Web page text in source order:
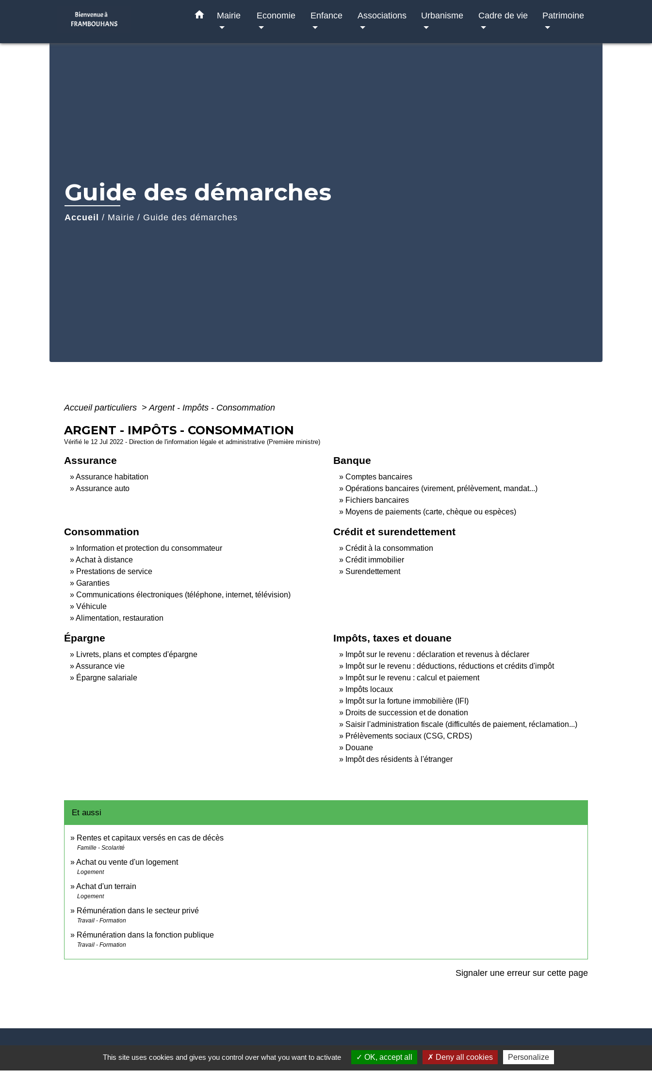
home Mairie Economie Enfance Associations Urbanisme Cadre de vie Patrimoine
Guide des démarches
Accueil / Mairie / Guide des démarches
Accueil particuliers > Argent - Impôts - Consommation
ARGENT - IMPÔTS - CONSOMMATION
Vérifié le 12 Jul 2022 - Direction de l'information légale et administrative (Première ministre)
Assurance
Assurance habitation
Assurance auto
Banque
Comptes bancaires
Opérations bancaires (virement, prélèvement, mandat...)
Fichiers bancaires
Moyens de paiements (carte, chèque ou espèces)
Consommation
Information et protection du consommateur
Achat à distance
Prestations de service
Garanties
Communications électroniques (téléphone, internet, télévision)
Véhicule
Alimentation, restauration
Crédit et surendettement
Crédit à la consommation
Crédit immobilier
Surendettement
Épargne
Livrets, plans et comptes d'épargne
Assurance vie
Épargne salariale
Impôts, taxes et douane
Impôt sur le revenu : déclaration et revenus à déclarer
Impôt sur le revenu : déductions, réductions et crédits d'impôt
Impôt sur le revenu : calcul et paiement
Impôts locaux
Impôt sur la fortune immobilière (IFI)
Droits de succession et de donation
Saisir l'administration fiscale (difficultés de paiement, réclamation...)
Prélèvements sociaux (CSG, CRDS)
Douane
Impôt des résidents à l'étranger
Et aussi
Rentes et capitaux versés en cas de décès
Famille - Scolarité
Achat ou vente d'un logement
Logement
Achat d'un terrain
Logement
Rémunération dans le secteur privé
Travail - Formation
Rémunération dans la fonction publique
Travail - Formation
Signaler une erreur sur cette page
Contact Liens
This site uses cookies and gives you control over what you want to activate OK, accept all Deny all cookies Personalize